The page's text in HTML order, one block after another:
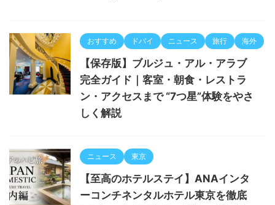
おすすめ ドバイ ニュース 旅行 海外
【保存版】ブルジュ・アル・アラブ
完全ガイド｜客室・朝食・レストラ
ン・アクセスまで “7つ星”体験をやさ
しく解説
ニュース 東京
【至高のホテルステイ】ANAインタ
ーコンチネンタルホテル東京を徹底